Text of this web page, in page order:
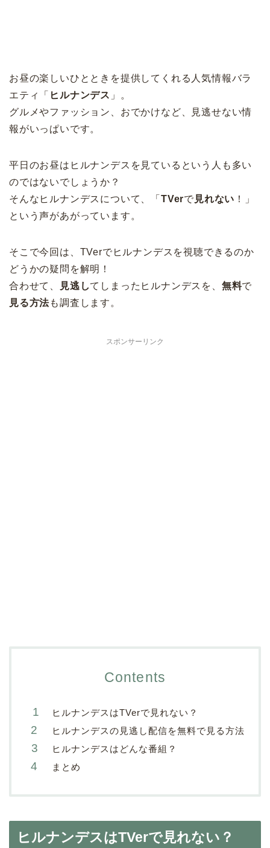
お昼の楽しいひとときを提供してくれる人気情報バラ
エティ「 ヒルナンデス 」。
グルメやファッション、おでかけなど、見逃せない情
報がいっぱいです。
平日のお昼はヒルナンデスを見ているという人も多い
のではないでしょうか？
そんなヒルナンデスについて、「 TVerで 見れない ！」
という声があがっています。
そこで今回は、TVerでヒルナンデスを視聴できるのか
どうかの疑問を解明！
合わせて、
見逃してしまったヒルナンデスを、 無料で
見る方法も調査します。
スポンサーリンク
Contents
ヒルナンデスはTVerで見れない？
ヒルナンデスの見逃し配信を無料で見る方法
ヒルナンデスはどんな番組？
まとめ
ヒルナンデスはTVerで見れない？